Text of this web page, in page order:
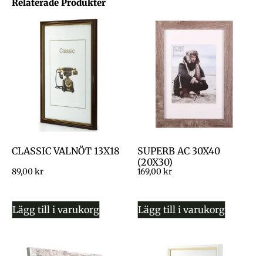
Relaterade Produkter
CLASSIC VALNÖT 13X18
89,00kr
Lägg till i varukorg
SUPERB AC 30X40
(20X30)
169,00kr
Lägg till i varukorg